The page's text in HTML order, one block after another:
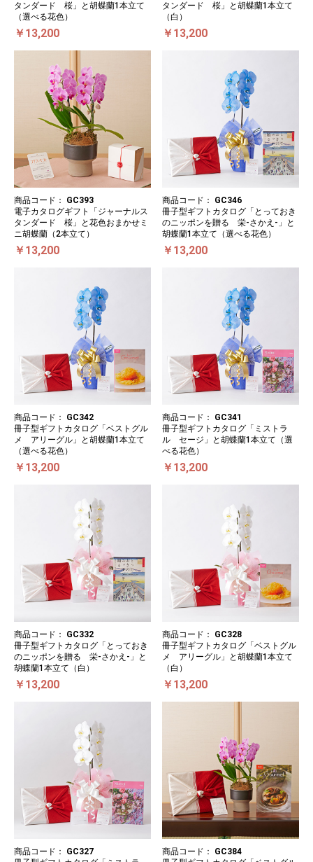
タンダード 桜」と胡蝶蘭1本立て
（選べる花色）
￥13,200
タンダード 桜」と胡蝶蘭1本立て
（白）
￥13,200
商品コード： GC393
電子カタログギフト「ジャーナルス
タンダード 桜」と花色おまかせミ
ニ胡蝶蘭（2本立て）
￥13,200
商品コード： GC346
冊子型ギフトカタログ「とっておき
のニッポンを贈る 栄-さかえ-」と
胡蝶蘭1本立て（選べる花色）
￥13,200
商品コード： GC342
冊子型ギフトカタログ「ベストグル
メ アリーグル」と胡蝶蘭1本立て
（選べる花色）
￥13,200
商品コード： GC341
冊子型ギフトカタログ「ミストラ
ル セージ」と胡蝶蘭1本立て（選
べる花色）
￥13,200
商品コード： GC332
冊子型ギフトカタログ「とっておき
のニッポンを贈る 栄-さかえ-」と
胡蝶蘭1本立て（白）
￥13,200
商品コード： GC328
冊子型ギフトカタログ「ベストグル
メ アリーグル」と胡蝶蘭1本立て
（白）
￥13,200
商品コード： GC327
商品コード： GC384